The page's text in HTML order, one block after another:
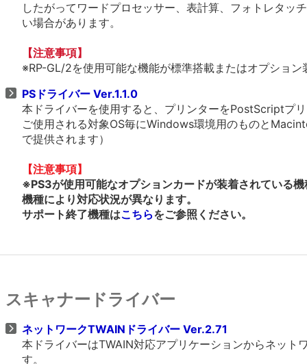
したがってワードプロセッサー、表計算、フォトレタッ
い場合があります。
【注意事項】
※RP-GL/2を使用可能な機能が標準搭載またはオプショ
PSドライバー Ver.1.1.0
本ドライバーを使用すると、プリンターをPostScriptプ
ご使用される対象OS毎にWindows環境用のものと
で提供されます）
【注意事項】
※PS3が使用可能なオプションカードが装着されている
機種により対応状況が異なります。
サポート終了機種はこちらをご参照ください。
スキャナードライバー
ネットワークTWAINドライバー Ver.2.71
本ドライバーはTWAIN対応アプリケーションからネッ
す。